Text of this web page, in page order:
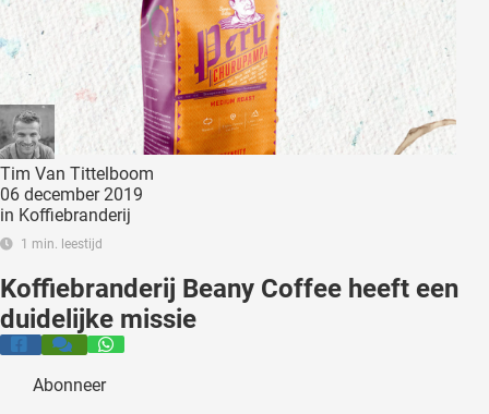
Tim Van Tittelboom
06 december 2019
in Koffiebranderij
1 min. leestijd
Koffiebranderij Beany Coffee heeft een
duidelijke missie
Abonneer
worden
om
te
over
van
op
te